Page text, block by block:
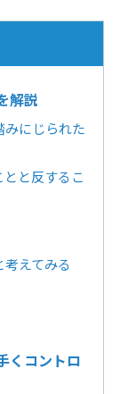
解説
にじられた
と反するこ
えてみる
くコントロ